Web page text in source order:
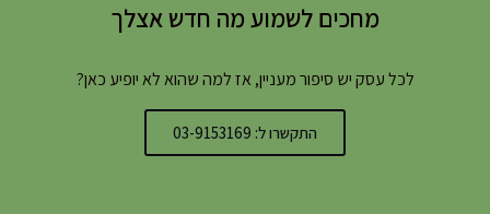
מחכים לשמוע מה חדש אצלך
לכל עסק יש סיפור מעניין, אז למה שהוא לא יופיע כאן?
התקשרו ל: 03-9153169